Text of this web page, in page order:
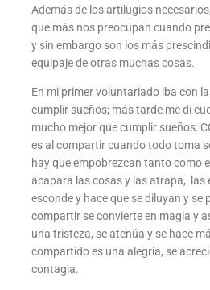
Además de los artilugios
que más nos preocupan cuando
y sin embargo son los más
equipaje de otras muchas cosas.
En mi primer voluntariado iba con
cumplir sueños; más tarde me di
mucho mejor que cumplir sueños:
es al compartir cuando todo toma
hay que empobrezcan tanto como
acapara las cosas y las atrapa, las
esconde y hace que se diluyan y se
compartir se convierte en magia y
una tristeza, se atenúa y se hace
compartido es una alegría, se
contagia.